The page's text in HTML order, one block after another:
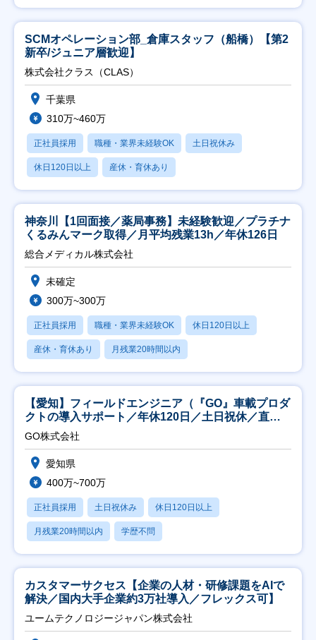
SCMオペレーション部_倉庫スタッフ（船橋）【第2
新卒/ジュニア層歓迎】
株式会社クラス（CLAS）
千葉県
310万~460万
正社員採用 職種・業界未経験OK 土日祝休み
休日120日以上 産休・育休あり
神奈川【1回面接／薬局事務】未経験歓迎／プラチナ
くるみんマーク取得／月平均残業13h／年休126日
総合メディカル株式会社
未確定
300万~300万
正社員採用 職種・業界未経験OK 休日120日以上
産休・育休あり 月残業20時間以内
【愛知】フィールドエンジニア（『GO』車載プロダ
クトの導入サポート／年休120日／土日祝休／直行
直帰
GO株式会社
愛知県
400万~700万
正社員採用 土日祝休み 休日120日以上
月残業20時間以内 学歴不問
カスタマーサクセス【企業の人材・研修課題をAIで
解決／国内大手企業約3万社導入／フレックス可】
ユームテクノロジージャパン株式会社